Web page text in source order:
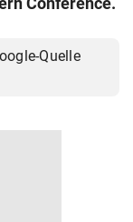
Quelle